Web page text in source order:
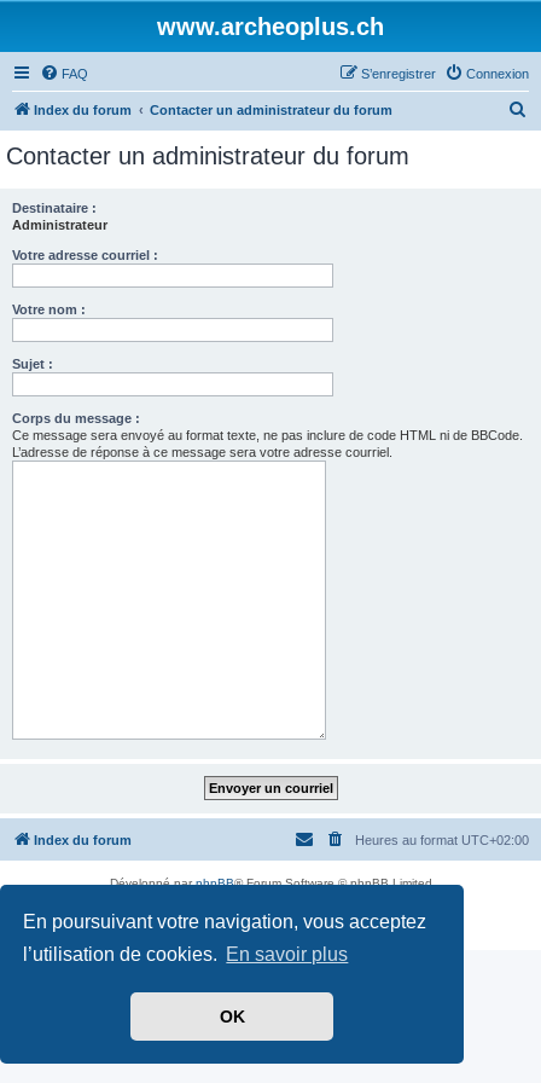
En poursuivant votre navigation, vous acceptez
l’utilisation de cookies. En savoir plus
OK
www.archeoplus.ch
FAQ Connexion
S’enregistrer
Index du forum Contacter un administrateur du forum
Contacter un administrateur du forum
Destinataire :
Administrateur
Votre adresse courriel :
Votre nom :
Sujet :
Corps du message :
Ce message sera envoyé au format texte, ne pas inclure de code HTML ni de BBCode.
L’adresse de réponse à ce message sera votre adresse courriel.
Index du forum Heures au format UTC+02:00
Développé parphpBB® Forum Software © phpBB Limited
Confidentialité| Conditions